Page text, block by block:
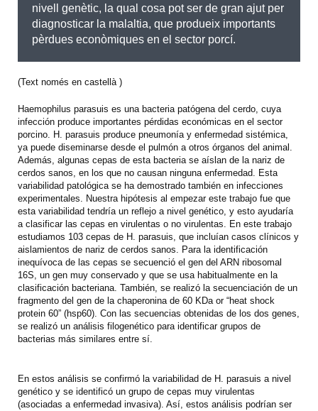
nivell genètic, la qual cosa pot ser de gran ajut per
diagnosticar la malaltia, que produeix importants
pèrdues econòmiques en el sector porcí.
(Text només en castellà )
Haemophilus parasuis es una bacteria patógena del cerdo, cuya
infección produce importantes pérdidas económicas en el sector
porcino. H. parasuis produce pneumonía y enfermedad sistémica,
ya puede diseminarse desde el pulmón a otros órganos del animal.
Además, algunas cepas de esta bacteria se aíslan de la nariz de
cerdos sanos, en los que no causan ninguna enfermedad. Esta
variabilidad patológica se ha demostrado también en infecciones
experimentales. Nuestra hipótesis al empezar este trabajo fue que
esta variabilidad tendría un reflejo a nivel genético, y esto ayudaría
a clasificar las cepas en virulentas o no virulentas. En este trabajo
estudiamos 103 cepas de H. parasuis, que incluían casos clínicos y
aislamientos de nariz de cerdos sanos. Para la identificación
inequívoca de las cepas se secuenció el gen del ARN ribosomal
16S, un gen muy conservado y que se usa habitualmente en la
clasificación bacteriana. También, se realizó la secuenciación de un
fragmento del gen de la chaperonina de 60 KDa or “heat shock
protein 60” (hsp60). Con las secuencias obtenidas de los dos genes,
se realizó un análisis filogenético para identificar grupos de
bacterias más similares entre sí.
En estos análisis se confirmó la variabilidad de H. parasuis a nivel
genético y se identificó un grupo de cepas muy virulentas
(asociadas a enfermedad invasiva). Así, estos análisis podrían ser